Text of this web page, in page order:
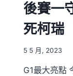
後賽一
死柯瑞
5 5 月, 2023
G1最大亮點